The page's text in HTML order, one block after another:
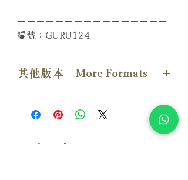
－－－－－－－－－－－－－－－－
編號：GURU124
其他版本 More Formats
【旗艦遠行CD版本】
相關產品